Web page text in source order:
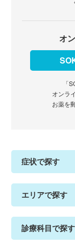
オ
「
オンラ
お薬を
症状で探す
エリアで探す
診療科目で探す